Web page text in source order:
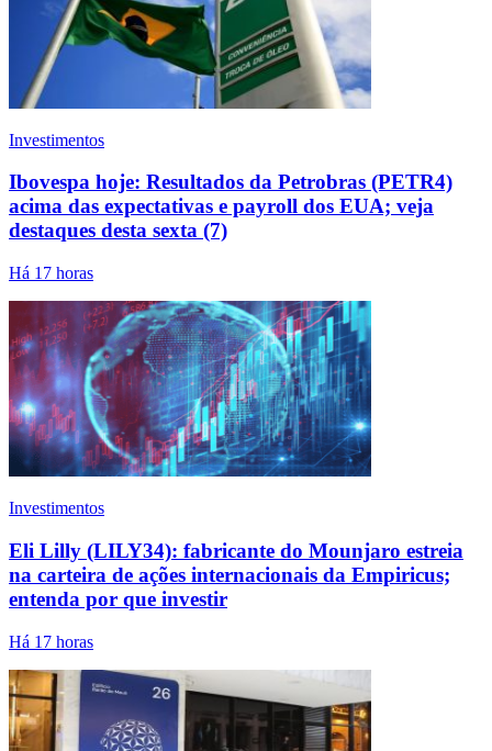
Investimentos
Ibovespa hoje: Resultados da Petrobras (PETR4)
acima das expectativas e payroll dos EUA; veja
destaques desta sexta (7)
Há 17 horas
Investimentos
Eli Lilly (LILY34): fabricante do Mounjaro estreia
na carteira de ações internacionais da Empiricus;
entenda por que investir
Há 17 horas